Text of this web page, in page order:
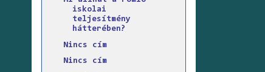
iskolai
teljesítmény
hátterében?
Nincs cím
Nincs cím